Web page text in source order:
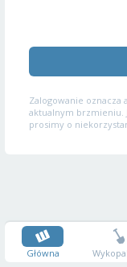
Zalogowanie oznacza
aktualnym brzmieniu.
prosimy o
Główna